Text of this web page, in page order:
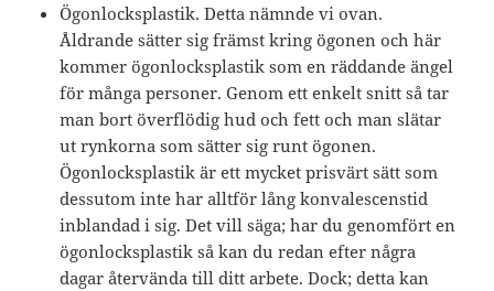
Ögonlocksplastik. Detta nämnde vi ovan.
Åldrande sätter sig främst kring ögonen och här
kommer ögonlocksplastik som en räddande ängel
för många personer. Genom ett enkelt snitt så tar
man bort överflödig hud och fett och man slätar
ut rynkorna som sätter sig runt ögonen.
Ögonlocksplastik är ett mycket prisvärt sätt som
dessutom inte har alltför lång konvalescenstid
inblandad i sig. Det vill säga; har du genomfört en
ögonlocksplastik så kan du redan efter några
dagar återvända till ditt arbete. Dock; detta kan